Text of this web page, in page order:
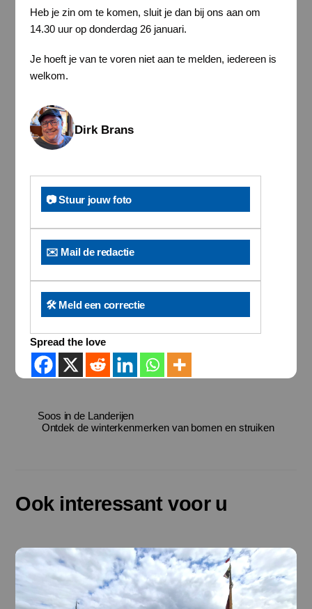
Heb je zin om te komen, sluit je dan bij ons aan om
14.30 uur op donderdag 26 januari.
Je hoeft je van te voren niet aan te melden, iedereen is
welkom.
Dirk Brans
📷 Stuur jouw foto
✉️ Mail de redactie
🛠️ Meld een correctie
Spread the love
Soos in de Landerijen
Ontdek de winterkenmerken van bomen en struiken
Ook interessant voor u